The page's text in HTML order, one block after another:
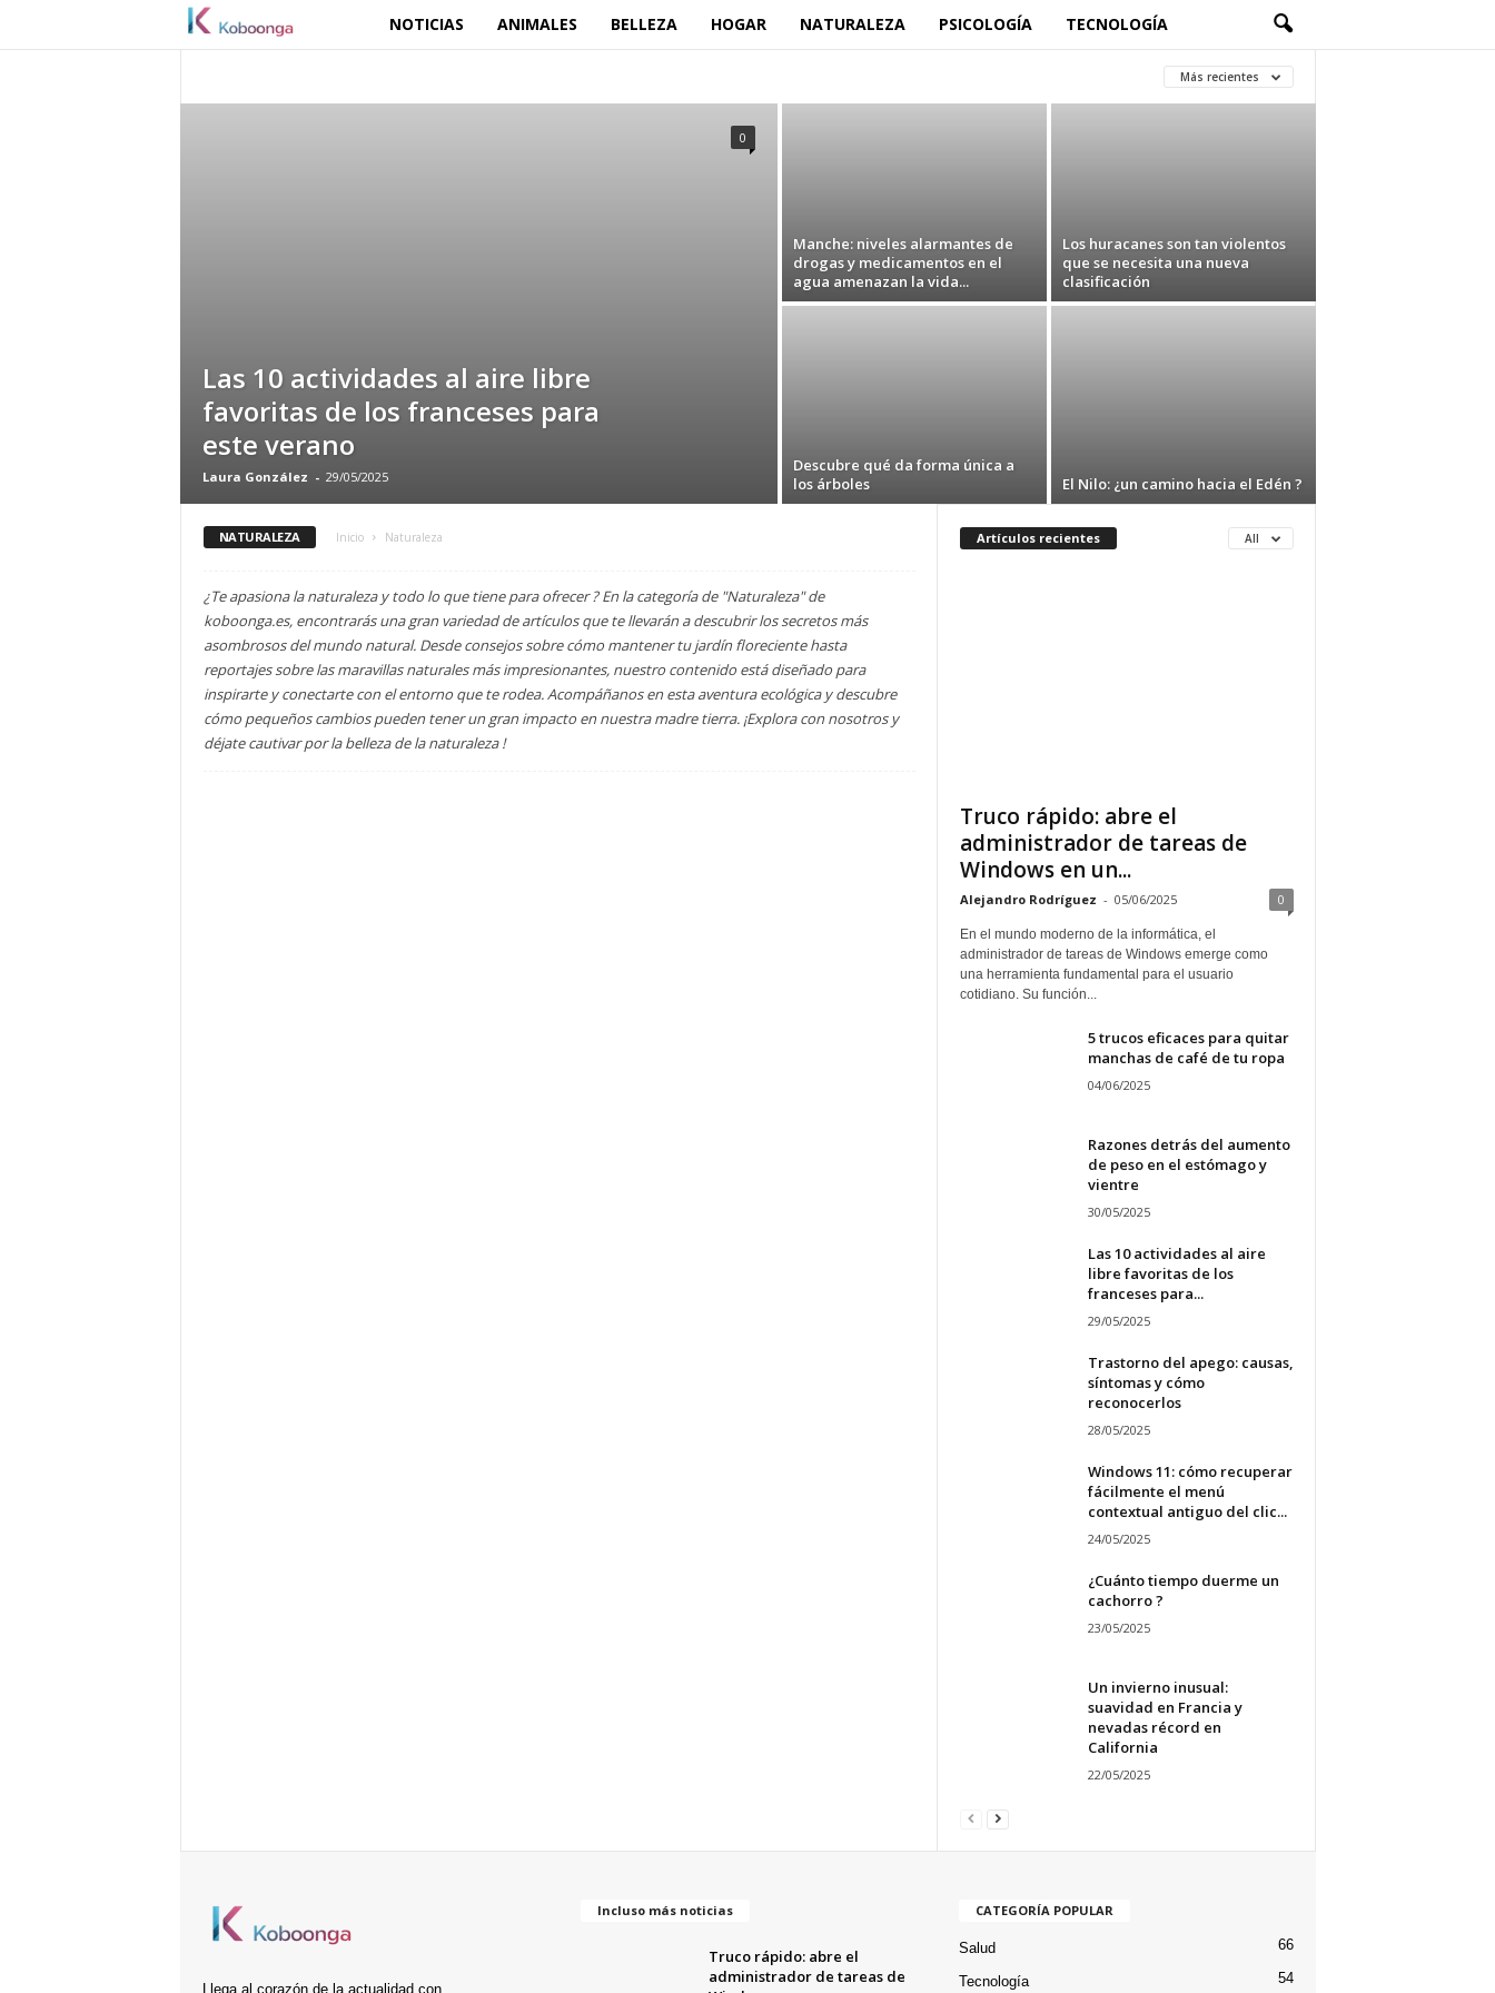
a
NOTICIAS ANIMALES BELLEZA HOGAR NATURALEZA PSICOLOGÍA TECNOLOGÍA
VIAJES Y AVENTURAS
Más recientes
Las 10 actividades al aire libre
favoritas de los franceses para
este verano
Laura González - 29/05/2025
0
Manche: niveles alarmantes de
drogas y medicamentos en el
agua amenazan la vida...
Los huracanes son tan violentos
que se necesita una nueva
clasificación
Descubre qué da forma única a
los árboles
El Nilo: ¿un camino hacia el Edén ?
NATURALEZA Inicio Naturaleza
¿Te apasiona la naturaleza y todo lo que tiene para ofrecer ? En la categoría de "Naturaleza" de
koboonga.es, encontrarás una gran variedad de artículos que te llevarán a descubrir los secretos más
asombrosos del mundo natural. Desde consejos sobre cómo mantener tu jardín floreciente hasta
reportajes sobre las maravillas naturales más impresionantes, nuestro contenido está diseñado para
inspirarte y conectarte con el entorno que te rodea. Acompáñanos en esta aventura ecológica y descubre
cómo pequeños cambios pueden tener un gran impacto en nuestra madre tierra. ¡Explora con nosotros y
déjate cautivar por la belleza de la naturaleza !
Artículos recientes All
Truco rápido: abre el
administrador de tareas de
Windows en un...
Alejandro Rodríguez - 05/06/2025 0
En el mundo moderno de la informática, el
administrador de tareas de Windows emerge como
una herramienta fundamental para el usuario
cotidiano. Su función...
5 trucos eficaces para quitar
manchas de café de tu ropa
04/06/2025
Razones detrás del aumento
de peso en el estómago y
vientre
30/05/2025
Las 10 actividades al aire
libre favoritas de los
franceses para...
29/05/2025
Trastorno del apego: causas,
síntomas y cómo
reconocerlos
28/05/2025
Windows 11: cómo recuperar
fácilmente el menú
contextual antiguo del clic...
24/05/2025
¿Cuánto tiempo duerme un
cachorro ?
23/05/2025
Un invierno inusual:
suavidad en Francia y
nevadas récord en
California
22/05/2025
Llega al corazón de la actualidad con
Incluso más noticias
Truco rápido: abre el
administrador de tareas de
CATEGORÍA POPULAR
Salud 66
Tecnología 54